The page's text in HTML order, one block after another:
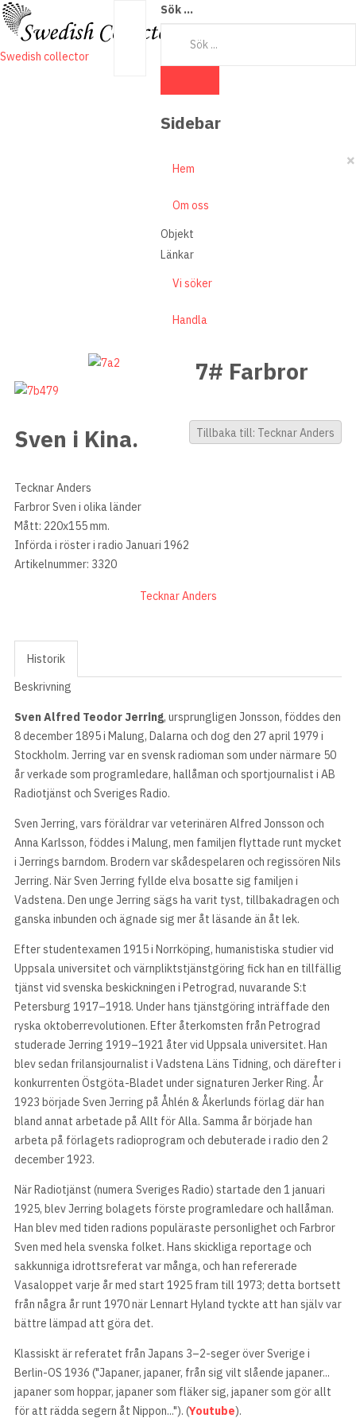
Swedish collector
Sök ...
Sidebar
×
Hem
Om oss
Objekt
Länkar
Vi söker
Handla
Tillbaka till: Tecknar Anders
7# Farbror
Sven i Kina.
Tecknar Anders
Farbror Sven i olika länder
Mått: 220x155 mm.
Införda i röster i radio Januari 1962
Artikelnummer: 3320
Tecknar Anders
Historik
Beskrivning
Sven Alfred Teodor Jerring, ursprungligen Jonsson, föddes den
8 december 1895 i Malung, Dalarna och dog den 27 april 1979 i
Stockholm. Jerring var en svensk radioman som under närmare 50
år verkade som programledare, hallåman och sportjournalist i AB
Radiotjänst och Sveriges Radio.
Sven Jerring, vars föräldrar var veterinären Alfred Jonsson och
Anna Karlsson, föddes i Malung, men familjen flyttade runt mycket
i Jerrings barndom. Brodern var skådespelaren och regissören Nils
Jerring. När Sven Jerring fyllde elva bosatte sig familjen i
Vadstena. Den unge Jerring sägs ha varit tyst, tillbakadragen och
ganska inbunden och ägnade sig mer åt läsande än åt lek.
Efter studentexamen 1915 i Norrköping, humanistiska studier vid
Uppsala universitet och värnpliktstjänstgöring fick han en tillfällig
tjänst vid svenska beskickningen i Petrograd, nuvarande S:t
Petersburg 1917–1918. Under hans tjänstgöring inträffade den
ryska oktoberrevolutionen. Efter återkomsten från Petrograd
studerade Jerring 1919–1921 åter vid Uppsala universitet. Han
blev sedan frilansjournalist i Vadstena Läns Tidning, och därefter i
konkurrenten Östgöta-Bladet under signaturen Jerker Ring. År
1923 började Sven Jerring på Åhlén & Åkerlunds förlag där han
bland annat arbetade på Allt för Alla. Samma år började han
arbeta på förlagets radioprogram och debuterade i radio den 2
december 1923.
När Radiotjänst (numera Sveriges Radio) startade den 1 januari
1925, blev Jerring bolagets förste programledare och hallåman.
Han blev med tiden radions populäraste personlighet och Farbror
Sven med hela svenska folket. Hans skickliga reportage och
sakkunniga idrottsreferat var många, och han refererade
Vasaloppet varje år med start 1925 fram till 1973; detta bortsett
från några år runt 1970 när Lennart Hyland tyckte att han själv var
bättre lämpad att göra det.
Klassiskt är referatet från Japans 3–2-seger över Sverige i
Berlin-OS 1936 ("Japaner, japaner, från sig vilt slående japaner...
japaner som hoppar, japaner som fläker sig, japaner som gör allt
för att rädda segern åt Nippon..."). (Youtube).